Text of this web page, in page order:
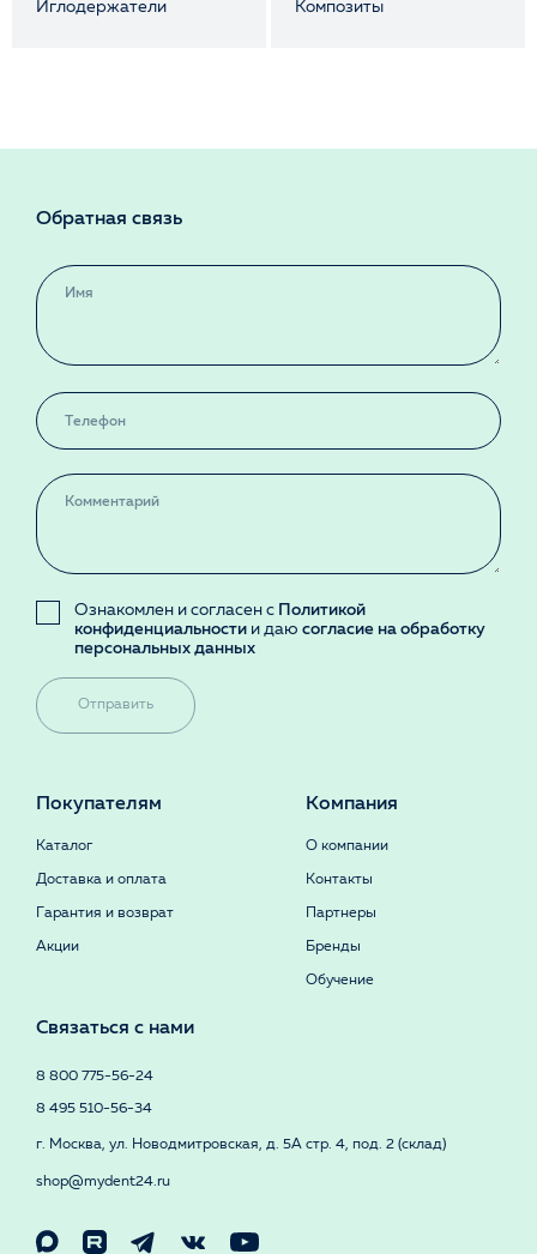
Иглодержатели Композиты
Обратная связь
Ознакомлен и согласен с Политикой
конфиденциальности и даю согласие на обработку
персональных данных
Отправить
Покупателям
Каталог
Доставка и оплата
Гарантия и возврат
Акции
Компания
О компании
Контакты
Партнеры
Бренды
Обучение
Связаться с нами
8 800 775-56-24
8 495 510-56-34
г. Москва, ул. Новодмитровская, д. 5А стр. 4, под. 2 (склад)
shop@mydent24.ru